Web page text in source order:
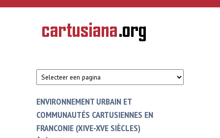
Overslaan en naar de inhoud gaan
CARTUSIANA
Geschiedenis
van de
ENVIRONNEMENT URBAIN ET
COMMUNAUTÉS CARTUSIENNES EN
FRANCONIE (XIVE-XVE SIÈCLES)